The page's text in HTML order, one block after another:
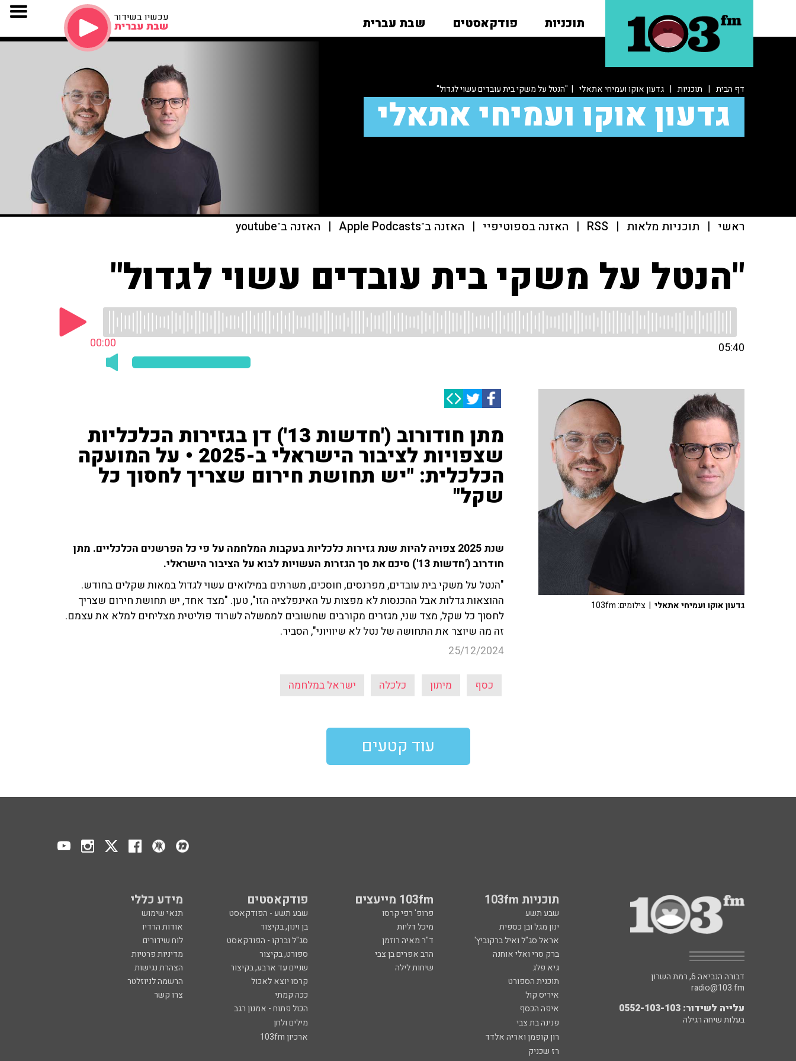
תוכניות פודקאסטים שבת עברית עכשיו בשידור
שבת עברית
דף הבית | תוכניות | גדעון אוקו ועמיחי אתאלי | "הנטל על משקי בית עובדים עשוי לגדול"
גדעון אוקו ועמיחי אתאלי
ראשי | תוכניות מלאות |
RSS
| האזנה בספוטיפיי | האזנה ב־Apple Podcasts | האזנה ב־youtube
"הנטל על משקי בית עובדים עשוי לגדול"
00:00 05:40
מתן חודורוב ('חדשות 13') דן בגזירות הכלכליות
שצפויות לציבור הישראלי ב-2025 • על המועקה
הכלכלית: "יש תחושת חירום שצריך לחסוך כל
שקל"
שנת 2025 צפויה להיות שנת גזירות כלכליות בעקבות המלחמה על פי כל הפרשנים הכלכליים. מתן
חודרוב ('חדשות 13') סיכם את סך הגזרות העשויות לבוא על הציבור הישראלי.
"הנטל על משקי בית עובדים, מפרנסים, חוסכים, משרתים במילואים עשוי לגדול במאות שקלים בחודש.
ההוצאות גדלות אבל ההכנסות לא מפצות על האינפלציה הזו", טען. "מצד אחד, יש תחושת חירום שצריך
לחסוך כל שקל, מצד שני, מגזרים מקורבים שחשובים לממשלה לשרוד פוליטית מצליחים למלא את עצמם.
זה מה שיוצר את התחושה של נטל לא שיוויוני", הסביר.
25/12/2024
כסף מיתון כלכלה ישראל במלחמה
גדעון אוקו ועמיחי אתאלי | צילומים: 103fm
עוד קטעים
תוכניות 103fm 103fm מייעצים פודקאסטים מידע כללי
שבע תשע פרופ' רפי קרסו שבע תשע - הפודקאסט
תנאי שימוש
ינון מגל ובן כספית
מיכל דליות בן וינון, בקיצור
אודות הרדיו
אראל סג"ל ואיל ברקוביץ'
ד"ר מאיה רוזמן סג"ל וברקו - הפודקאסט
לוח שידורים
ברק סרי ואלי אוחנה
הרב אפרים בן צבי ספורט, בקיצור
מדיניות פרטיות
גיא פלג
שיחות לילה שניים עד ארבע, בקיצור
הצהרת נגישות
תוכנית הספורט
קרסו יוצא לאכול
הרשמה לניוזלטר
איריס קול
ככה קמתי
צרו קשר
איפה הכסף
הכול פתוח - אמנון רגב
פנינה בת צבי
מילים ולחן
רון קופמן ואריה אלדד
ארכיון 103fm
רז שכניק
דבורה הנביאה 6, רמת השרון
radio@103.fm
עלייה לשידור: 0552-103-103
בעלות שיחה רגילה